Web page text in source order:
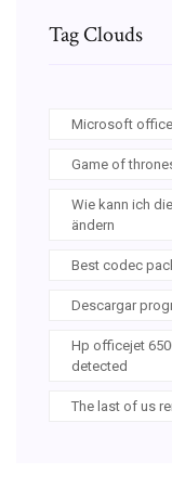
Tag Clouds
Microsoft
Game of
Wie kann ich
ändern
Best codec
Descargar
Hp officejet
detected
The last of us